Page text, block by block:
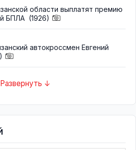
области выплатят премию
БПЛА (1926)
автокроссмен Евгений
Развернуть ↓